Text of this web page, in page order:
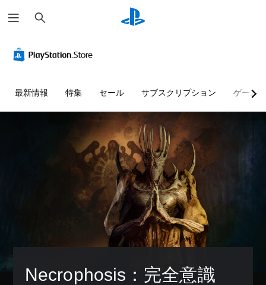
索
最新情報 特集 セール サブスクリプション ゲーム
Necrophosis：完全意識